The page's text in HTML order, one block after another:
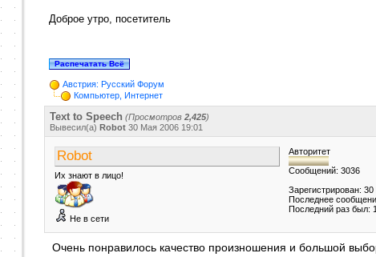
Доброе утро, посетитель
Австрия: Русский Форум
Компьютер, Интернет
Text to Speech (Просмотров 2,425)
Вывесил(a) Robot30 Мая 2006 19:01
Robot
Их знают в лицо!
Не в сети
Авторитет
Сообщений: 3036
Зарегистрирован:
Последнее
Последний раз был:
Очень понравилось качество произношения и большой